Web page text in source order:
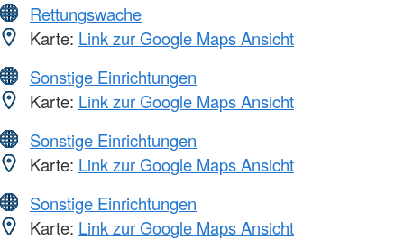
Rettungswache
Karte: Link zur Google Maps Ansicht
Sonstige Einrichtungen
Karte: Link zur Google Maps Ansicht
Sonstige Einrichtungen
Karte: Link zur Google Maps Ansicht
Sonstige Einrichtungen
Karte: Link zur Google Maps Ansicht